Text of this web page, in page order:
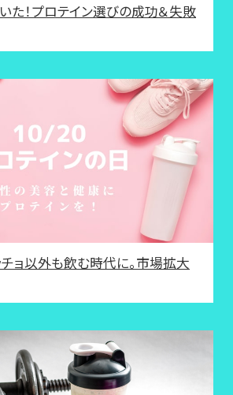
た！プロテイン選びの成功＆失敗
チョ以外も飲む時代に。市場拡大